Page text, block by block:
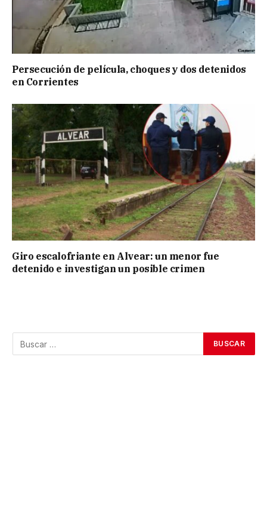
Persecución de película, choques y dos detenidos
en Corrientes
Giro escalofriante en Alvear: un menor fue
detenido e investigan un posible crimen